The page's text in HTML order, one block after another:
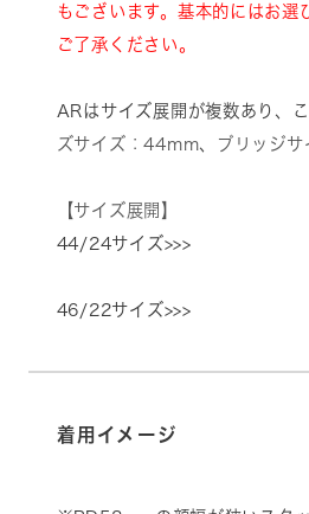
もございます。基本的にはお選
ご了承ください。
ARはサイズ展開が複数あり、
ズサイズ：44mm、 ブリッジ
【サイズ展開】
44/24サイズ>>>
46/22サイズ>>>
着用イメージ